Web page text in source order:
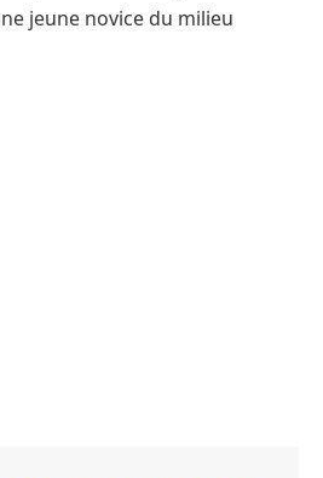
jeune novice du milieu